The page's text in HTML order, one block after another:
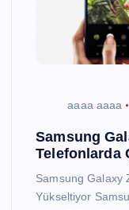
aaaa aaaa
Samsung
Telefonlarda
Samsung Galaxy
Yükseltiyor